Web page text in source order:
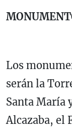
Los
serán la
Santa María
Alcazaba, el